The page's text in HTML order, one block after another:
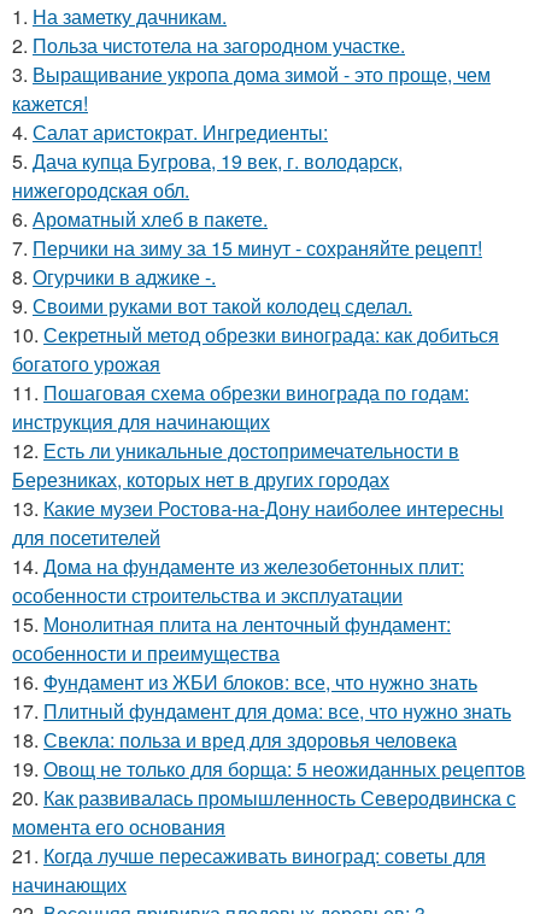
1. На заметку дачникам.
2. Польза чистотела на загородном участке.
3. Выращивание укропа дома зимой - это проще, чем
кажется!
4. Салат аристократ. Ингредиенты:
5. Дача купца Бугрова, 19 век, г. володарск,
нижегородская обл.
6. Ароматный хлеб в пакете.
7. Перчики на зиму за 15 минут - сохраняйте рецепт!
8. Огурчики в аджике -.
9. Своими руками вот такой колодец сделал.
10. Секретный метод обрезки винограда: как добиться
богатого урожая
11. Пошаговая схема обрезки винограда по годам:
инструкция для начинающих
12. Есть ли уникальные достопримечательности в
Березниках, которых нет в других городах
13. Какие музеи Ростова-на-Дону наиболее интересны
для посетителей
14. Дома на фундаменте из железобетонных плит:
особенности строительства и эксплуатации
15. Монолитная плита на ленточный фундамент:
особенности и преимущества
16. Фундамент из ЖБИ блоков: все, что нужно знать
17. Плитный фундамент для дома: все, что нужно знать
18. Свекла: польза и вред для здоровья человека
19. Овощ не только для борща: 5 неожиданных рецептов
20. Как развивалась промышленность Северодвинска с
момента его основания
21. Когда лучше пересаживать виноград: советы для
начинающих